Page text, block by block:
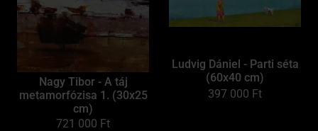
Nagy Tibor - A táj
metamorfózisa 1. (30x25
cm)
721 000 Ft
Ludvig Dániel - Parti séta
(60x40 cm)
397 000 Ft